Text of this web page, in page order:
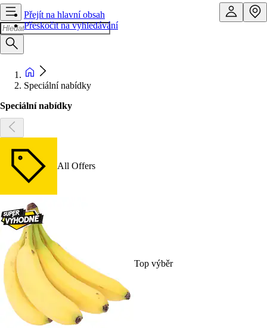
Přejít na hlavní obsah
Přeskočit na vyhledávání
Speciální nabídky
Speciální nabídky
All Offers
Top výběr